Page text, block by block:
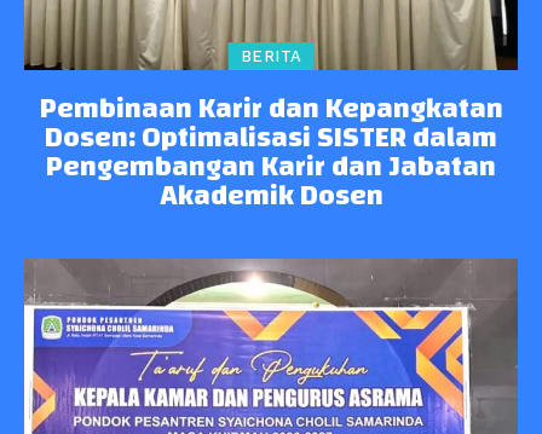
BERITA
Pembinaan Karir dan Kepangkatan
Dosen: Optimalisasi SISTER dalam
Pengembangan Karir dan Jabatan
Akademik Dosen